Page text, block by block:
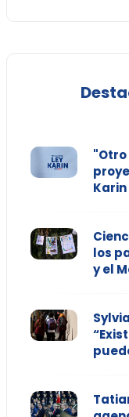
Karin
los
y el